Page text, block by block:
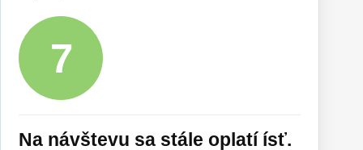
7
Na návštevu sa stále oplatí ísť.